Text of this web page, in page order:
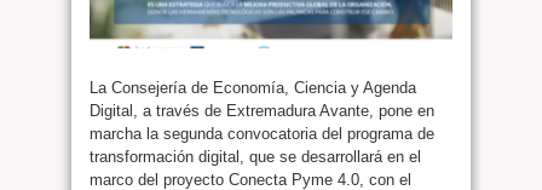
La Consejería de Economía, Ciencia y Agenda
Digital, a través de Extremadura Avante, pone en
marcha la segunda convocatoria del programa de
transformación digital, que se desarrollará en el
marco del proyecto Conecta Pyme 4.0, con el